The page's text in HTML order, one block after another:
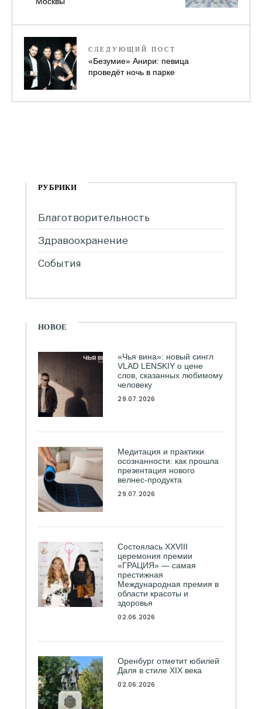
СЛЕДУЮЩИЙ ПОСТ
«Безумие» Анири: певица
проведёт ночь в парке
РУБРИКИ
Благотворительность
Здравоохранение
События
НОВОЕ
«Чья вина»: новый сингл
VLAD LENSKIY о цене
слов, сказанных любимому
человеку
29.07.2026
Медитация и практики
осознанности: как прошла
презентация нового
велнес-продукта
29.07.2026
Состоялась ХXVIII
церемония премии
«ГРАЦИЯ» — самая
престижная
Международная премия в
области красоты и
здоровья
02.06.2026
Оренбург отметит юбилей
Даля в стиле XIX века
02.06.2026